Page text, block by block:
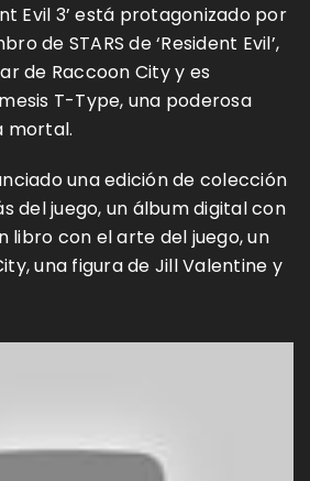
Evil 3’ está protagonizado por
de STARS de ‘Resident Evil’,
de Raccoon City y es
T-Type, una poderosa
mortal.
una edición de colección
del juego, un álbum digital con
libro con el arte del juego, un
una figura de Jill Valentine y